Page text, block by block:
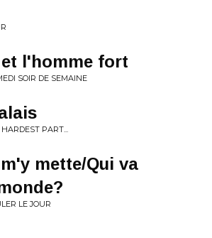
l'homme fort
SOIR DE SEMAINE
PART...
mette/Qui va
LE JOUR